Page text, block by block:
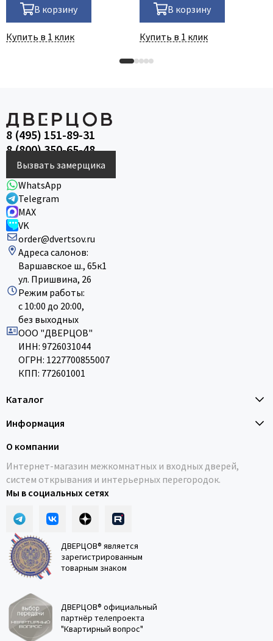
В корзину
Купить в 1 клик
В корзину
Купить в 1 клик
8 (495) 151-89-31
8 (800) 350-65-48
Вызвать замерщика
WhatsApp
Telegram
MAX
VK
order@dvertsov.ru
Адреса салонов:
Варшавское ш., 65к1
ул. Пришвина, 26
Режим работы:
с 10:00 до 20:00,
без выходных
ООО "ДВЕРЦОВ"
ИНН: 9726031044
ОГРН: 1227700855007
КПП: 772601001
Каталог
Информация
О компании
Интернет-магазин межкомнатных и входных дверей,
систем открывания и интерьерных перегородок.
Мы в социальных сетях
ДВЕРЦОВ® является
зарегистрированным
товарным знаком
ДВЕРЦОВ® официальный
партнёр телепроекта
"Квартирный вопрос"